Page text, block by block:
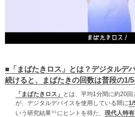
■「まばたきロス」とは？デジタルデ
続けると、まばたきの回数は普段の1/5
「まばたきロス」 とは、平均1分間に約20回
が、デジタルデバイスを使用している間に1/
いう研究結果※1 にヒントを得た、現代人特